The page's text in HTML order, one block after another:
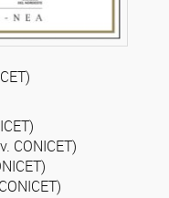
CONICET)